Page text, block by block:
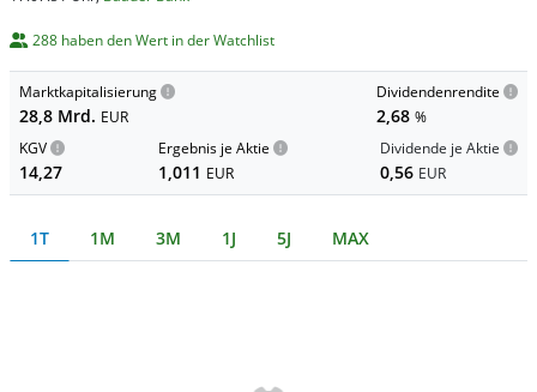
288 haben den Wert in der Watchlist
Marktkapitalisierung
28,8 Mrd. EUR
Dividendenrendite
2,68 %
KGV
14,27
Ergebnis je Aktie
1,011 EUR
Dividende je Aktie
0,56 EUR
1T 1M 3M 1J 5J MAX